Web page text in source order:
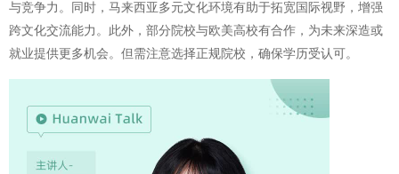
与竞争力。同时，马来西亚多元文化环境有助于拓宽国际视野，增强
跨文化交流能力。此外，部分院校与欧美高校有合作，为未来深造或
就业提供更多机会。但需注意选择正规院校，确保学历受认可。